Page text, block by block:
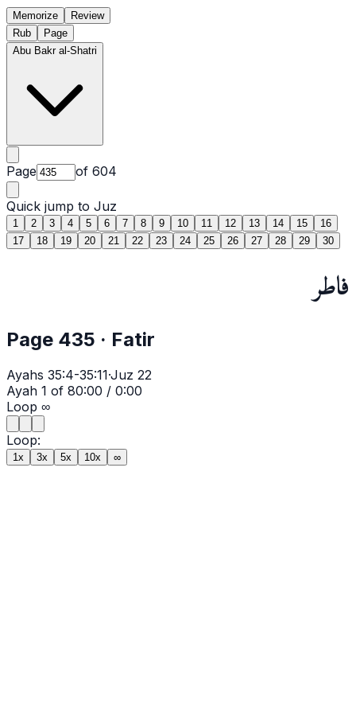
Memorize
Review
Rub
Page
Abu Bakr al-Shatri
Page of 604
Quick jump to Juz
1 2 3 4 5 6 7 8 9 10 11 12 13 14 15
16
17
18 19 20 21 22 23 24 25 26 27 28 29 30
فاطر
Page 435 · Fatir
Ayahs 35:4-35:11·Juz 22
Ayah 1 of 80:00 / 0:00
Loop ∞
Loop:
1x 3x 5x 10x ∞